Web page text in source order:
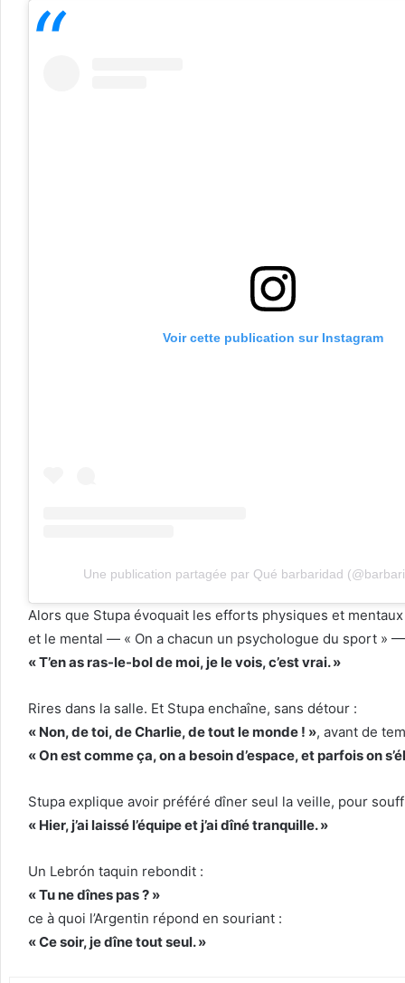
Voir cette publication sur Instagram
Une publication partagée par Qué barbaridad
Alors que Stupa évoquait les efforts physiques et
et le mental — « On a chacun un psychologue du sport »
« T’en as ras-le-bol de moi, je le vois, c’est vrai. »
Rires dans la salle. Et Stupa enchaîne, sans détour :
« Non, de toi, de Charlie, de tout le monde ! », avant de
« On est comme ça, on a besoin d’espace, et parfois on
Stupa explique avoir préféré dîner seul la veille, pour
« Hier, j’ai laissé l’équipe et j’ai dîné tranquille. »
Un Lebrón taquin rebondit :
« Tu ne dînes pas ? »
ce à quoi l’Argentin répond en souriant :
« Ce soir, je dîne tout seul. »